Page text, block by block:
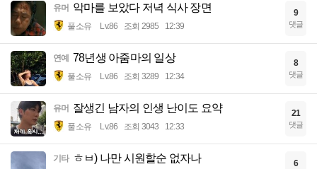
유머 악마를 보았다 저녁 식사 장면
풀소유 Lv.86 조회 2985 12:39
9
댓글
연예 78년생 아줌마의 일상
풀소유 Lv.86 조회 3289 12:34
8
댓글
유머 잘생긴 남자의 인생 난이도 요약
풀소유 Lv.86 조회 3043 12:33
21
댓글
기타 ㅎㅂ) 나만 시원할순 없자나 6